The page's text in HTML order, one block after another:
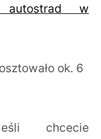
autostrad w
ok. 6
chcecie